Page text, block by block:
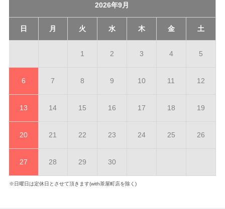
2026年9月
日 月 火 水 木 金 土
1 2 3 4 5
6 7 8 9 10 11 12
13 14 15 16 17 18 19
20 21 22 23 24 25 26
27 28 29 30
※日曜日は定休日とさせて頂きます(with茶屋町店を除く)